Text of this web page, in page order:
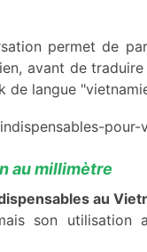
permet de
avant de
de langue
au millimètre
au
son utilisation